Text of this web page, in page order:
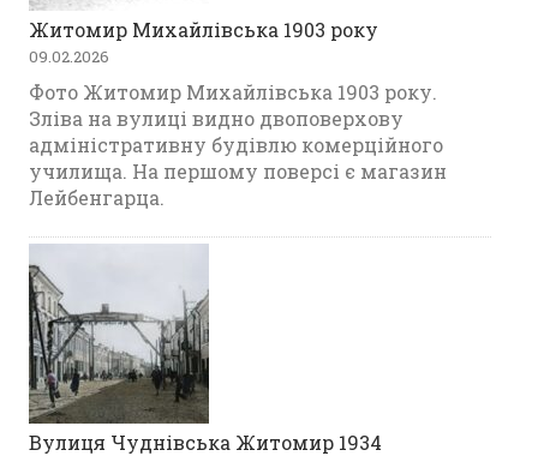
Житомир Михайлівська 1903 року
09.02.2026
Фото Житомир Михайлівська 1903 року.
Зліва на вулиці видно двоповерхову
адміністративну будівлю комерційного
училища. На першому поверсі є магазин
Лейбенгарца.
Вулиця Чуднівська Житомир 1934